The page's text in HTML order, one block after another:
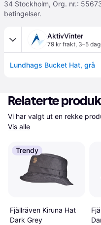
34 Stockholm, Org. nr.:
betingelser.
AktivVinter
79 kr frakt, 3–5
Lundhags Bucket Hat, grå
Relaterte
Vis alle
Trendy
Fjällräven Kiruna Hat
Dark Grey